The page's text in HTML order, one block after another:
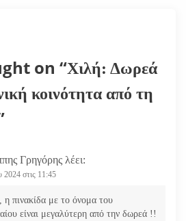
on “Χιλή: Δωρεά
κοινότητα από τη
Γρηγόρης λέει:
στις 11:45
πινακίδα με το όνομα του
είναι μεγαλύτερη από την δωρεά !!